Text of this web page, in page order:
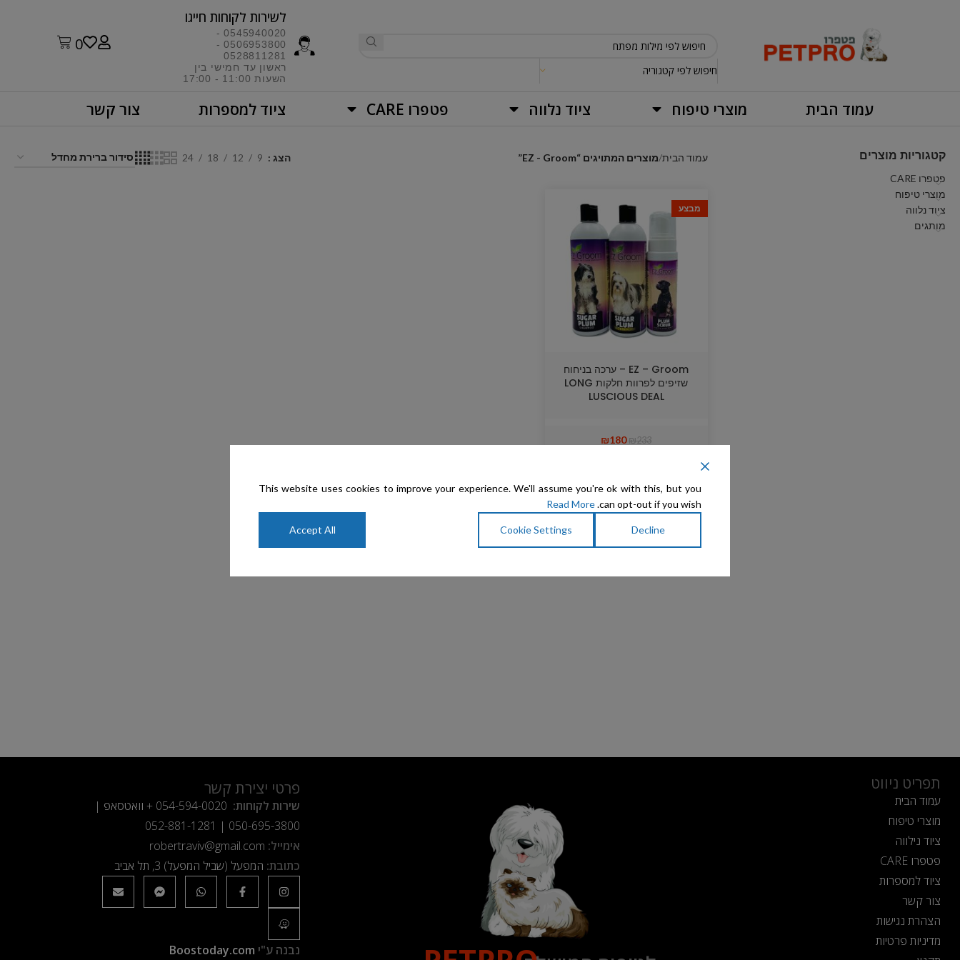
חיפוש לפי קטגוריה
לשירות לקוחות חייגו​
0545940020 -
0506953800 -
0528811281
ראשון עד חמישי בין
השעות 11:00 - 17:00​
0
עמוד הבית מוצרי טיפוח ציוד נלווה פטפרו CARE ציוד למספרות צור קשר
קטגוריות מוצרים
פטפרו CARE
מוצרי טיפוח
ציוד נלווה
מותגים
עמוד הבית מוצרים המתויגים “EZ - Groom” הצג 9
12
18
24
מבצע
EZ – Groom – ערכה בניחוח
שזיפים לפרוות חלקות LONG
LUSCIOUS DEAL
₪233
₪180
תפריט ניווט
עמוד הבית
מוצרי טיפוח
ציוד נילווה
פטפרו CARE
ציוד למספרות
צור קשר
הצהרת נגישות
מדיניות פרטיות
פרטי יצירת קשר
שירות לקוחות: 054-594-0020 + וואטסאפ |
050-695-3800
|
052-881-1281
אימייל: robertraviv@gmail.com
כתובת: המפעל (שביל המפעל) 3, תל אביב
נבנה ע"י Boostoday.com
This website uses cookies to improve your experience. We'll assume you're ok with this, but you
can opt-out if you wish.
Read More
Decline
Cookie Settings
Accept All